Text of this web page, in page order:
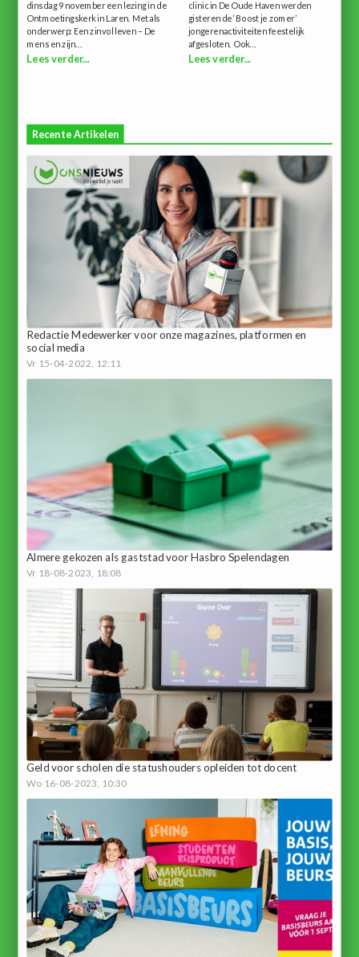
dinsdag 9 november een lezing in de
Ontmoetingskerk in Laren. Met als
onderwerp: Een zinvol leven – De
mens en zijn...
Lees verder...
clinic in De Oude Haven werden
gisteren de ‘Boost je zomer’
jongerenactiviteiten feestelijk
afgesloten. Ook...
Lees verder...
Recente Artikelen
Redactie Medewerker voor onze magazines, platformen en
social media
Vr 15-04-2022, 12:11
Almere gekozen als gaststad voor Hasbro Spelendagen
Vr 18-08-2023, 18:08
Geld voor scholen die statushouders opleiden tot docent
Wo 16-08-2023, 10:30